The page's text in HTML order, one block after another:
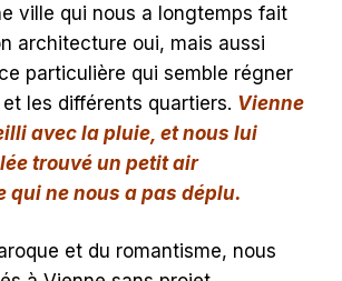
ville qui nous a longtemps fait
architecture oui, mais aussi
particulière qui semble régner
les différents quartiers. Vienne
avec la pluie, et nous lui
trouvé un petit air
qui ne nous a pas déplu.
et du romantisme, nous